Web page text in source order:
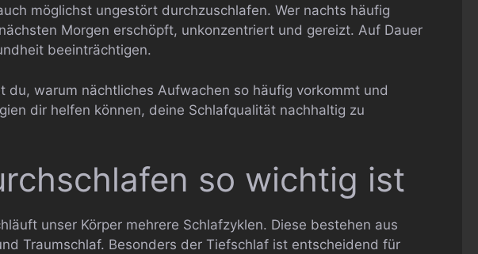
möglichst ungestört durchzuschlafen. Wer nachts häufig
Morgen erschöpft, unkonzentriert und gereizt. Auf Dauer
beeinträchtigen.
du, warum nächtliches Aufwachen so häufig vorkommt und
dir helfen können, deine Schlafqualität nachhaltig zu
so wichtig ist
unser Körper mehrere Schlafzyklen. Diese bestehen aus
Traumschlaf. Besonders der Tiefschlaf ist entscheidend für